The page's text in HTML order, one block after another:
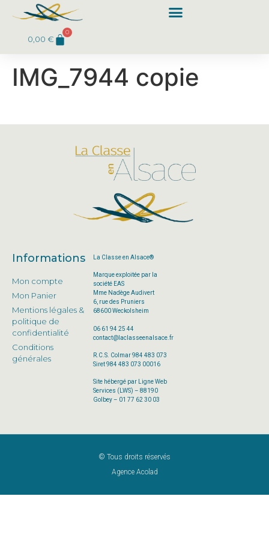
0,00€
0
IMG_7944 copie
Informations
Mon compte
Mon Panier
Mentions légales &
politique de
confidentialité
Conditions
générales
La Classe en Alsace®
Marque exploitée par la
société EAS
Mme Nadège Audivert
6, rue des Pruniers
68600 Weckolsheim
06 61 94 25 44
contact@laclasseenalsace.fr
R.C.S. Colmar 984 483 073
Siret 984 483 073 00016
Site hébergé par Ligne Web
Services (LWS) – 88190
Golbey – 01 77 62 30 03
© Tous droits réservés
Agence Acolad